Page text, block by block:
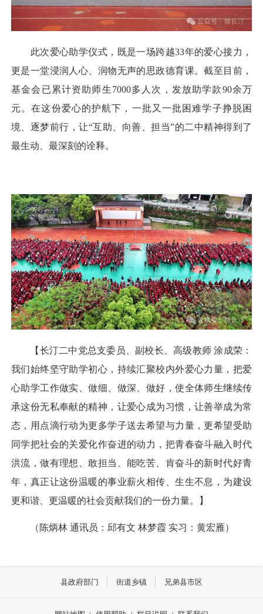
此次爱心助学仪式，既是一场跨越33年的爱心接力，
更是一堂浸润人心、润物无声的思政德育课。截至目前，
基金会已累计资助师生7000多人次，发放助学款90余万
元。在这份爱心的护航下，一批又一批困难学子挣脱困
境、逐梦前行，让“互助、向善、担当”的二中精神得到了
最生动、最深刻的诠释。
【长汀二中党总支委员、副校长、高级教师 涂成荣：
我们始终坚守助学初心，持续汇聚校内外爱心力量，把爱
心助学工作做实、做细、做深、做好，使全体师生继续传
承这份无私奉献的精神，让爱心成为习惯，让善举成为常
态，用点滴行动为更多学子送去希望与力量，更希望受助
同学把社会的关爱化作奋进的动力，把青春奋斗融入时代
洪流，做有理想、敢担当、能吃苦、肯奋斗的新时代好青
年，真正让这份温暖的事业薪火相传、生生不息，为建设
更和谐、更温暖的社会贡献我们的一份力量。】
（陈炳林 通讯员：邱有文 林梦霞 实习：黄宏雁）
县政府部门 街道乡镇 兄弟县市区